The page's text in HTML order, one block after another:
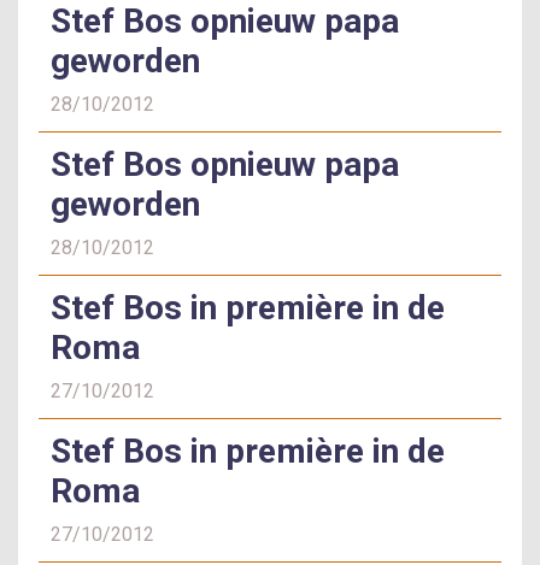
Stef Bos opnieuw papa
geworden
28/10/2012
Stef Bos opnieuw papa
geworden
28/10/2012
Stef Bos in première in de
Roma
27/10/2012
Stef Bos in première in de
Roma
27/10/2012